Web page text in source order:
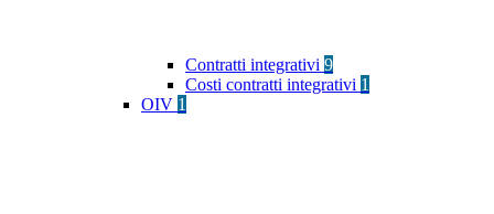
Contratti integrativi 9
Costi contratti integrativi 1
OIV 1